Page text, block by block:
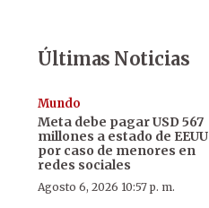
Últimas Noticias
Mundo
Meta debe pagar USD 567
millones a estado de EEUU
por caso de menores en
redes sociales
Agosto 6, 2026 10:57 p. m.